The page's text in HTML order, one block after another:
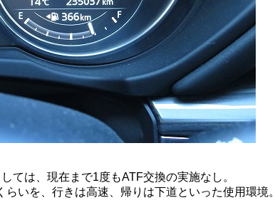
ては、現在まで1度もATF交換の実施なし。
らいを、行きは高速、帰りは下道といった使用環境。